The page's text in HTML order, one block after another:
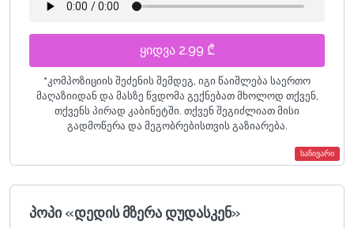
საჩივარი
ყიდვა 2.99 ₾
*კომპოზიციის შეძენის შემდეგ, იგი წაიშლება საერთო
მაღაზიიდან და მასზე წვდომა გექნებათ მხოლოდ თქვენ,
თქვენს პირად კაბინეტში. თქვენ შეგიძლიათ მისი
გადმოწერა და მეგობრებისთვის გაზიარება.
პოპი «დედის მზერა დუდასკენ»